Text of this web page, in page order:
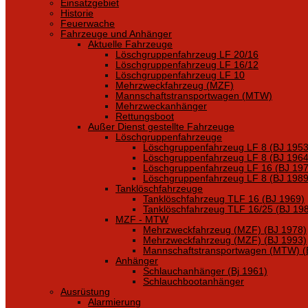
Einsatzgebiet
Historie
Feuerwache
Fahrzeuge und Anhänger
Aktuelle Fahrzeuge
Löschgruppenfahrzeug LF 20/16
Löschgruppenfahrzeug LF 16/12
Löschgruppenfahrzeug LF 10
Mehrzweckfahrzeug (MZF)
Mannschaftstransportwagen (MTW)
Mehrzweckanhänger
Rettungsboot
Außer Dienst gestellte Fahrzeuge
Löschgruppenfahrzeuge
Löschgruppenfahrzeug LF 8 (BJ
Löschgruppenfahrzeug LF 8 (BJ
Löschgruppenfahrzeug LF 16 (BJ
Löschgruppenfahrzeug LF 8 (BJ
Tanklöschfahrzeuge
Tanklöschfahrzeug TLF 16 (BJ 1969)
Tanklöschfahrzeug TLF 16/25 (BJ
MZF - MTW
Mehrzweckfahrzeug (MZF) (BJ 1978)
Mehrzweckfahrzeug (MZF) (BJ 1993)
Mannschaftstransportwagen (MTW)
Anhänger
Schlauchanhänger (Bj 1961)
Schlauchbootanhänger
Ausrüstung
Alarmierung